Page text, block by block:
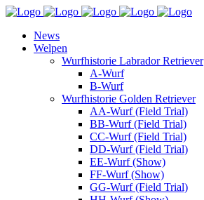
News
Welpen
Wurfhistorie Labrador Retriever
A-Wurf
B-Wurf
Wurfhistorie Golden Retriever
AA-Wurf (Field Trial)
BB-Wurf (Field Trial)
CC-Wurf (Field Trial)
DD-Wurf (Field Trial)
EE-Wurf (Show)
FF-Wurf (Show)
GG-Wurf (Field Trial)